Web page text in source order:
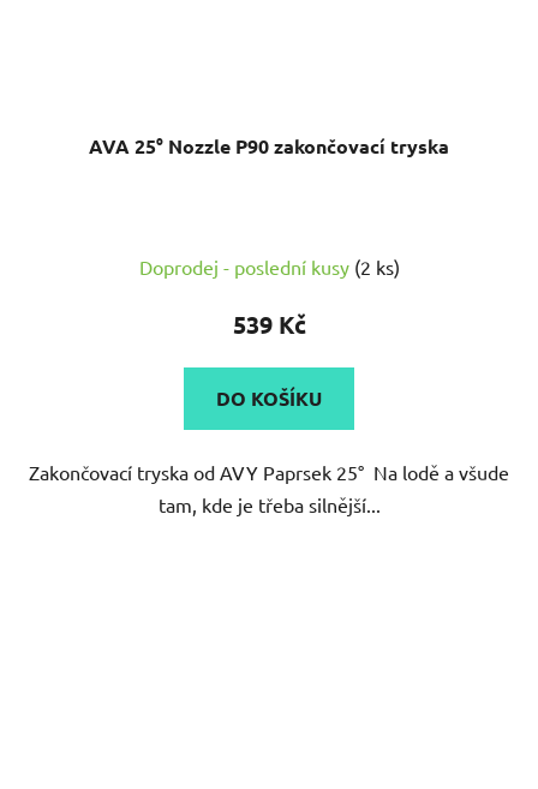
AVA 25° Nozzle P90 zakončovací tryska
hodnocení
produktu
5,0
z
hvězdiček.
Doprodej - poslední kusy (2 ks)
539 Kč
DO KOŠÍKU
Zakončovací tryska od AVY Paprsek 25° Na lodě a všude
tam, kde je třeba silnější...